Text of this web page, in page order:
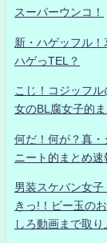
スーパーウンコ！
新・ハゲッフル！
ハゲっTEL？
こじ！コジッフ
女のBL腐女子的
何だ！何が？真
ニート的まとめ
男装スケバン女
きっ!！ビー玉の
しろ動画まで取